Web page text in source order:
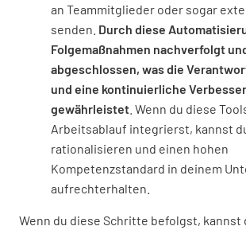
an Teammitglieder oder sogar
senden. Durch diese
Folgemaßnahmen nachverfolgt
abgeschlossen, was die
und eine kontinuierliche
gewährleistet . Wenn du diese
Arbeitsablauf integrierst, kannst
rationalisieren und einen hohen
Kompetenzstandard in deinem
aufrechterhalten.
Wenn du diese Schritte befolgst, kannst